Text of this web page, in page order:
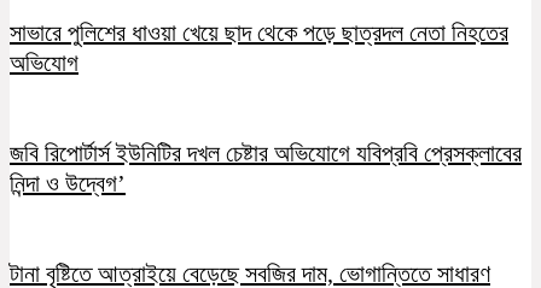
সাভারে পুলিশের ধাওয়া খেয়ে ছাদ থেকে পড়ে ছাত্রদল নেতা নিহতের
অভিযোগ
জবি রিপোর্টার্স ইউনিটির দখল চেষ্টার অভিযোগে যবিপ্রবি প্রেসক্লাবের
নিন্দা ও উদ্বেগ’
টানা বৃষ্টিতে আত্রাইয়ে বেড়েছে সবজির দাম, ভোগান্তিতে সাধারণ